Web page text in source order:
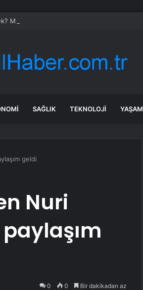
Metgün Enerji halka arz kaç lot verdi?
SAĞLIK TEKNOLOJI YAŞAM
geldi
Nuri
0 0 Bir dakikadan az